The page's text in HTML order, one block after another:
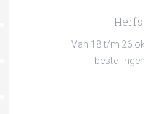
Van 18 t/m 26